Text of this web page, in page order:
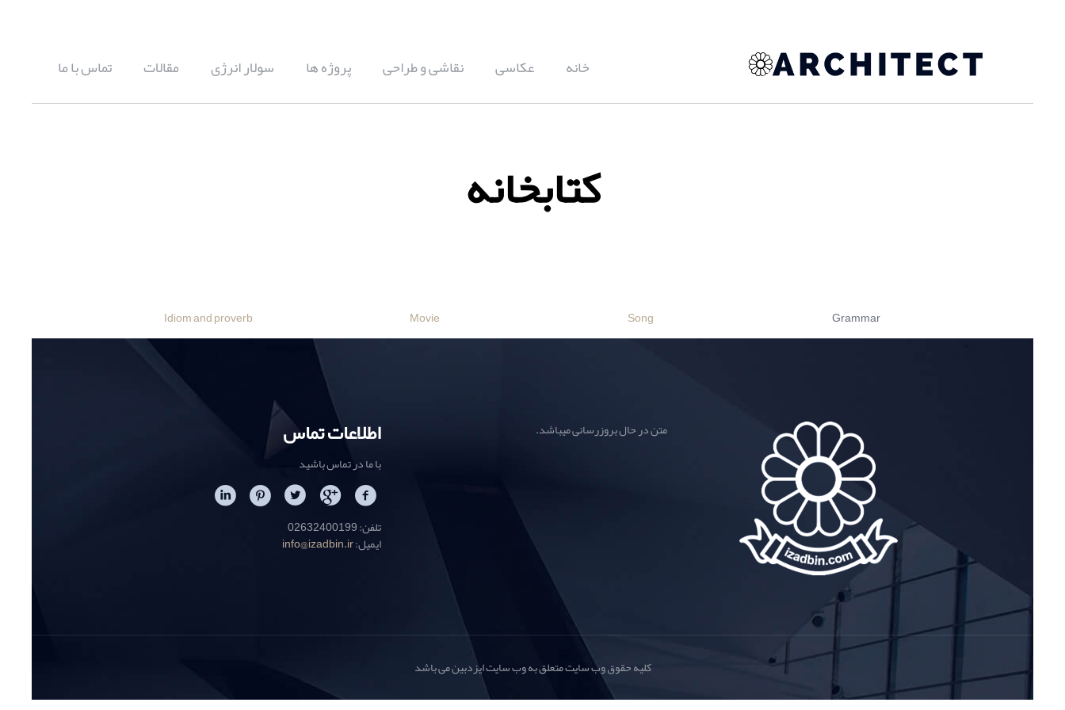
خانه عکاسی نقاشی و طراحی پروژه ها سولار انرژی مقالات تماس با ما
کتابخانه
Idiom and proverb Movie Song Grammar
متن در حال بروزرسانی میباشد. اطلاعات تماس
با ما در تماس باشید
تلفن: 02632400199
ایمیل:info@izadbin.ir
کلیه حقوق وب سایت متعلق به وب سایت ایزدبین می باشد